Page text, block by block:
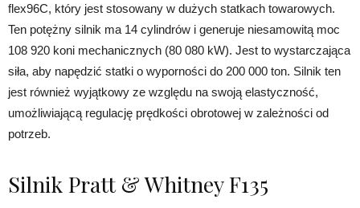
flex96C, który jest stosowany w dużych statkach towarowych.
Ten potężny silnik ma 14 cylindrów i generuje niesamowitą moc
108 920 koni mechanicznych (80 080 kW). Jest to wystarczająca
siła, aby napędzić statki o wyporności do 200 000 ton. Silnik ten
jest również wyjątkowy ze względu na swoją elastyczność,
umożliwiającą regulację prędkości obrotowej w zależności od
potrzeb.
Silnik Pratt & Whitney F135